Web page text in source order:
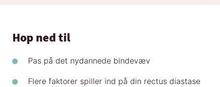
Hop ned til
Pas på det nydannede bindevæv
Flere faktorer spiller ind på din rectus diastase